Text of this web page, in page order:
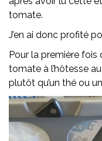
tomate.
J’en ai donc profité
Pour la première fois
tomate à l’hôtesse
plutôt qu’un thé ou